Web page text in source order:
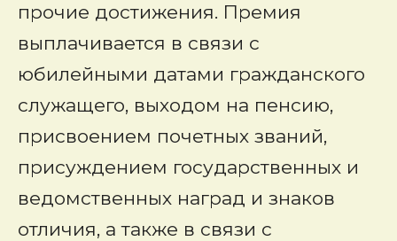
прочие достижения. Премия
выплачивается в связи с
юбилейными датами гражданского
служащего, выходом на пенсию,
присвоением почетных званий,
присуждением государственных и
ведомственных наград и знаков
отличия, а также в связи с